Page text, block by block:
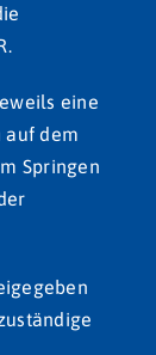
eine
auf dem
Springen